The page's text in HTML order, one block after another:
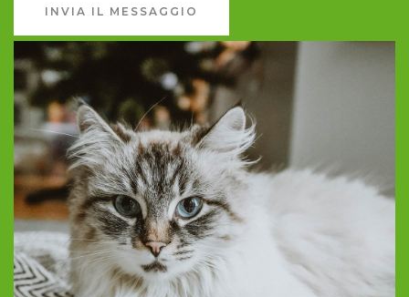
INVIA IL MESSAGGIO